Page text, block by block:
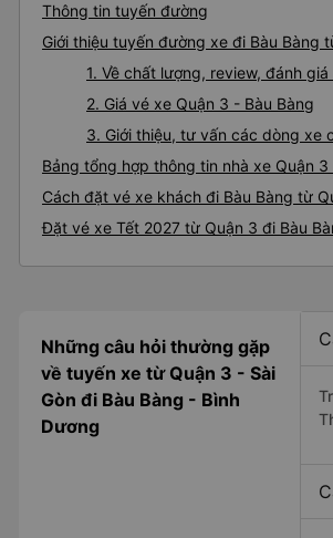
Thông tin tuyến đường
Giới thiệu tuyến đường xe đi Bàu Bàng
1. Về chất lượng, review, đánh
2. Giá vé xe Quận 3 - Bàu Bàng
3. Giới thiệu, tư vấn các dòng xe
Bảng tổng hợp thông tin nhà xe Quận 3
Cách đặt vé xe khách đi Bàu Bàng từ
Đặt vé xe Tết 2027 từ Quận 3 đi Bàu
Những câu hỏi thường gặp
về tuyến xe từ Quận 3 - Sài
Gòn đi Bàu Bàng - Bình
Dương